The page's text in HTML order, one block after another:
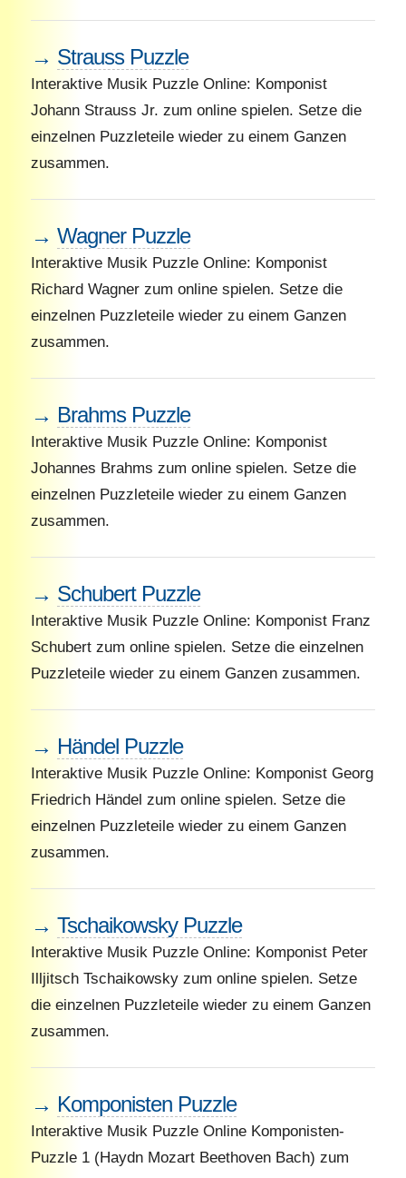
→ Strauss Puzzle
Interaktive Musik Puzzle Online: Komponist
Johann Strauss Jr. zum online spielen. Setze die
einzelnen Puzzleteile wieder zu einem Ganzen
zusammen.
→ Wagner Puzzle
Interaktive Musik Puzzle Online: Komponist
Richard Wagner zum online spielen. Setze die
einzelnen Puzzleteile wieder zu einem Ganzen
zusammen.
→ Brahms Puzzle
Interaktive Musik Puzzle Online: Komponist
Johannes Brahms zum online spielen. Setze die
einzelnen Puzzleteile wieder zu einem Ganzen
zusammen.
→ Schubert Puzzle
Interaktive Musik Puzzle Online: Komponist Franz
Schubert zum online spielen. Setze die einzelnen
Puzzleteile wieder zu einem Ganzen zusammen.
→ Händel Puzzle
Interaktive Musik Puzzle Online: Komponist Georg
Friedrich Händel zum online spielen. Setze die
einzelnen Puzzleteile wieder zu einem Ganzen
zusammen.
→ Tschaikowsky Puzzle
Interaktive Musik Puzzle Online: Komponist Peter
Illjitsch Tschaikowsky zum online spielen. Setze
die einzelnen Puzzleteile wieder zu einem Ganzen
zusammen.
→ Komponisten Puzzle
Interaktive Musik Puzzle Online Komponisten-
Puzzle 1 (Haydn Mozart Beethoven Bach) zum